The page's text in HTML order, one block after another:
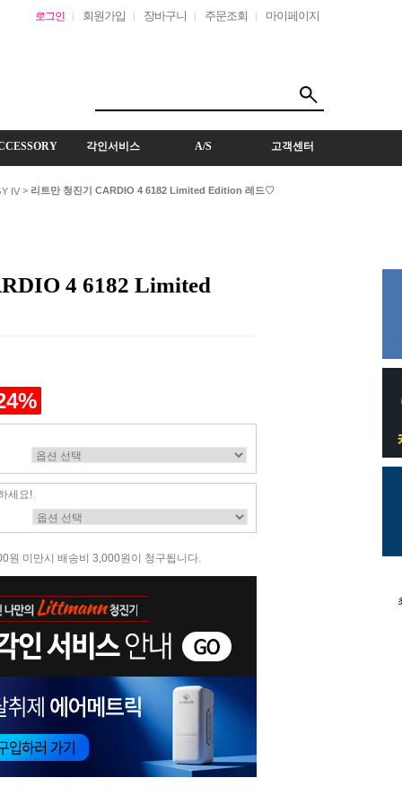
로그인 회원가입 장바구니 주문조회 마이페이지
각인서비스 A/S 고객센터
IV > 리트만 청진기 CARDIO 4 6182 Limited Edition 레드♡
4 6182 Limited
%
세요!
원 미만시 배송비 3,000원이 청구됩니다.